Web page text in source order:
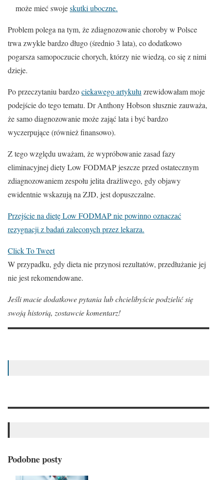
może mieć swojeskutki uboczne.
Problem polega na tym, że zdiagnozowanie choroby w Polsce
trwa zwykle bardzo długo (średnio 3 lata), co dodatkowo
pogarsza samopoczucie chorych, którzy nie wiedzą, co się z nimi
dzieje.
Po przeczytaniu bardzociekawego artykułu zrewidowałam moje
podejście do tego tematu. Dr Anthony Hobson słusznie zauważa,
że samo diagnozowanie może zająć lata i być bardzo
wyczerpujące (również finansowo).
Z tego względu uważam, że wypróbowanie zasad fazy
eliminacyjnej diety Low FODMAP jeszcze przed ostatecznym
zdiagnozowaniem zespołu jelita drażliwego, gdy objawy
ewidentnie wskazują na ZJD, jest dopuszczalne.
Przejście na dietę Low FODMAP nie powinno oznaczać
rezygnacji z badań zaleconych przez lekarza.
Click To Tweet
W przypadku, gdy dieta nie przynosi rezultatów, przedłużanie jej
nie jest rekomendowane.
Jeśli macie dodatkowe pytania lub chcielibyście podzielić się
swoją historią, zostawcie komentarz!
Podobne posty